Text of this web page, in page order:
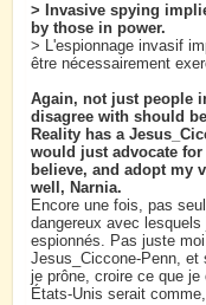
> Invasive spying
by those in power.
> L'espionnage invasif
être nécessairement
Again, not just people
disagree with should
Reality has a
would just advocate for
believe, and adopt my
well, Narnia.
Encore une fois, pas
dangereux avec
espionnés. Pas juste
Jesus_Ciccone-Penn, et
je prône, croire ce que
États-Unis serait